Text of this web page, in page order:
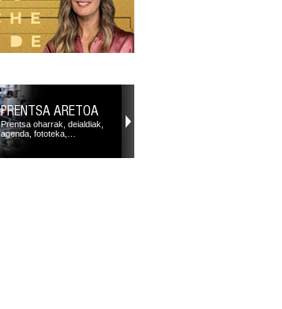
PRENTSA ARETOA
Prentsa oharrak, deialdiak,
agenda, fototeka,…